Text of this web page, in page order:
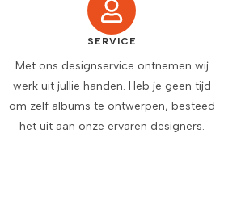
SERVICE
Met ons designservice ontnemen wij
werk uit jullie handen. Heb je geen tijd
om zelf albums te ontwerpen, besteed
het uit aan onze ervaren designers.